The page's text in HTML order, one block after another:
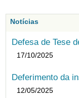
Notícias
Defesa de Tese
17/10/2025
Deferimento da
12/05/2025